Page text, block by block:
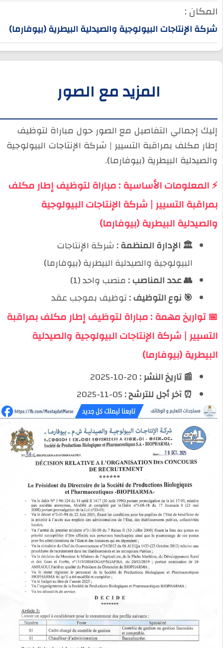
المكان :
شركة الإنتاجات البيولوجية والصيدلية البيطرية (بيوفارما)
المزيد مع الصور
إليك إجمالي التفاصيل مع الصور حول مباراة لتوظيف
إطار مكلف بمراقبة التسيير | شركة الإنتاجات البيولوجية
والصيدلية البيطرية (بيوفارما).
⚡ المعلومات الأساسية : مباراة لتوظيف إطار مكلف
بمراقبة التسيير | شركة الإنتاجات البيولوجية
والصيدلية البيطرية (بيوفارما)
🏛️ الإدارة المنظمة :شركة الإنتاجات
البيولوجية والصيدلية البيطرية (بيوفارما)
👥 عدد المناصب :منصب واحد (1)
🎯 نوع التوظيف :توظيف بموجب عقد
📅 تواريخ مهمة : مباراة لتوظيف إطار مكلف بمراقبة
التسيير | شركة الإنتاجات البيولوجية والصيدلية
البيطرية (بيوفارما)
📰 تاريخ النشر :20-10-2025
⏰ آخر أجل للترشح :05-11-2025